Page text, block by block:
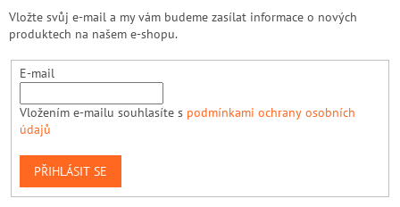
Vložte svůj e-mail a my vám budeme zasílat informace o nových
produktech na našem e-shopu.
E-mail
Vložením e-mailu souhlasíte s podmínkami ochrany osobních
údajů
PŘIHLÁSIT SE